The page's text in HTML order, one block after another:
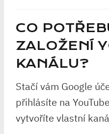
CO
ZALOŽENÍ
KANÁLU?
Stačí vám Google
přihlásíte na
vytvoříte vlastní